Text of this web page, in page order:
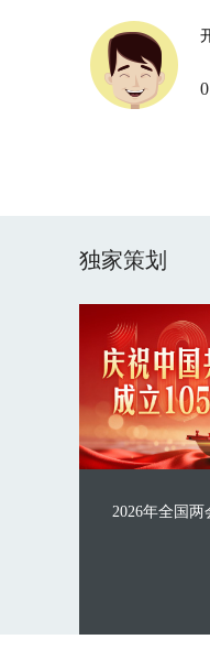
0
独家策划
2026年全国两